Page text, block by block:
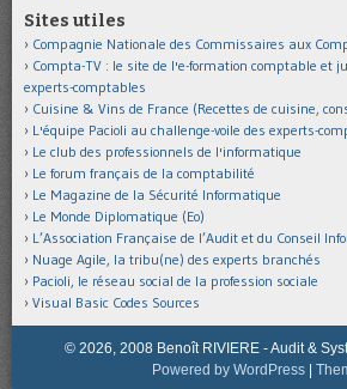
Sites utiles
Compagnie Nationale des Commissaires aux
Compta-TV : le site de l'e-formation comptable et
experts-comptables
Cuisine & Vins de France (Recettes de cuisine,
L'équipe Pacioli au challenge-voile des experts-
Le club des professionnels de l'informatique
Le forum français de la comptabilité
Le Magazine de la Sécurité Informatique
Le Monde Diplomatique (Eo)
L’Association Française de l’Audit et du Conseil
Nuage Agile, la tribu(ne) des experts branchés
Pacioli, le réseau social de la profession sociale
Visual Basic Codes Sources
© 2026, 2008 Benoît RIVIERE - Audit &
Powered by WordPress